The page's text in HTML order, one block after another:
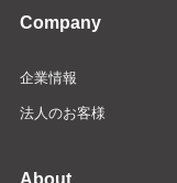
Company
企業情報
法人のお客様
About